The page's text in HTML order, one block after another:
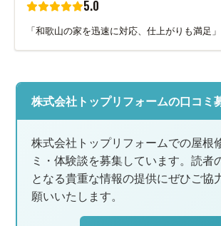
5.0
「和歌山の家を迅速に対応、仕上がりも満足」
株式会社トップリフォームの口コミ
株式会社トップリフォームでの屋根
ミ・体験談を募集しています。読者
となる貴重な情報の提供にぜひご協
願いいたします。